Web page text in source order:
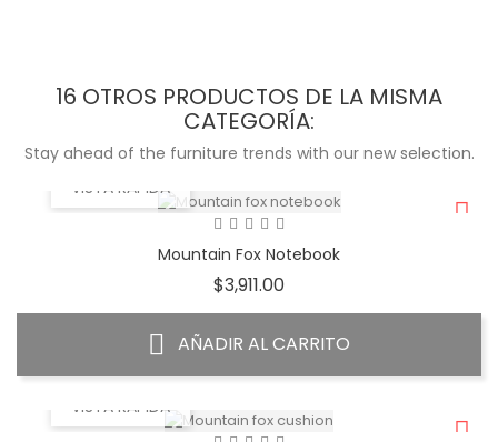
16 OTROS PRODUCTOS DE LA MISMA
CATEGORÍA:
Stay ahead of the furniture trends with our new selection.
VISTA RÁPIDA
Mountain Fox Notebook
$3,911.00
AÑADIR AL CARRITO
VISTA RÁPIDA